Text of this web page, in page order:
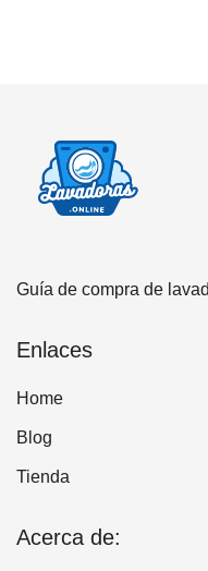
Guía de compra de
Enlaces
Home
Blog
Tienda
Acerca de: